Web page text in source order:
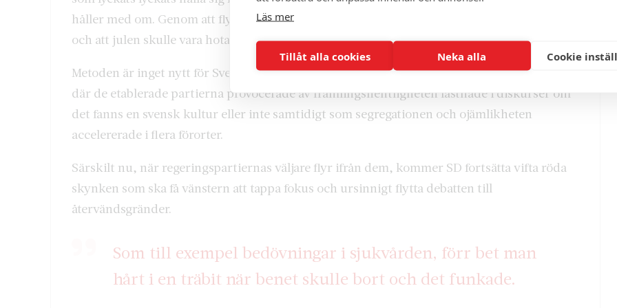
Läs mer
Tillåt alla cookies Neka alla Cookie
håller med om. Genom att flytta debatten till att handla om påstått våldsamma mexikaner
och att julen skulle vara hotad lyckas man dölja de verkliga konflikterna.
Metoden är inget nytt för Sverige. Länge lamslog SD debatten om migration och integration,
där de etablerade partierna provocerade av främlingsfientligheten fastnade i diskurser om
det fanns en svensk kultur eller inte samtidigt som segregationen och ojämlikheten
accelererade i flera förorter.
Särskilt nu, när regeringspartiernas väljare flyr ifrån dem, kommer SD fortsätta vifta röda
skynken som ska få vänstern att tappa fokus och ursinnigt flytta debatten till
återvändsgränder.
Som till exempel bedövningar i sjukvården, förr bet man
hårt i en träbit när benet skulle bort och det funkade.